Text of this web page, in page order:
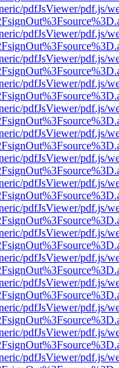
pdfJsViewer/pdf.js/
pdfJsViewer/pdf.js/
pdfJsViewer/pdf.js/
pdfJsViewer/pdf.js/
pdfJsViewer/pdf.js/
pdfJsViewer/pdf.js/
pdfJsViewer/pdf.js/
pdfJsViewer/pdf.js/
pdfJsViewer/pdf.js/
pdfJsViewer/pdf.js/
pdfJsViewer/pdf.js/
pdfJsViewer/pdf.js/
pdfJsViewer/pdf.js/
pdfJsViewer/pdf.js/
pdfJsViewer/pdf.js/